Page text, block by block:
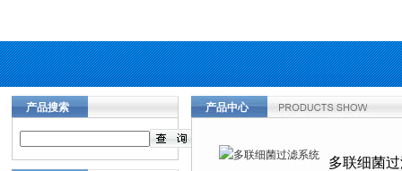
产品搜索 产品中心
多联细菌